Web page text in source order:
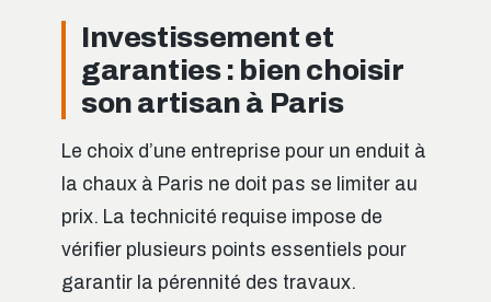
Investissement et
garanties : bien choisir
son artisan à Paris
Le choix d’une entreprise pour un enduit à
la chaux à Paris ne doit pas se limiter au
prix. La technicité requise impose de
vérifier plusieurs points essentiels pour
garantir la pérennité des travaux.